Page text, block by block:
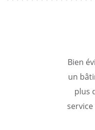
Bien
un
plus